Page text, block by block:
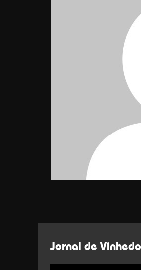
Jornal de Vinhedo